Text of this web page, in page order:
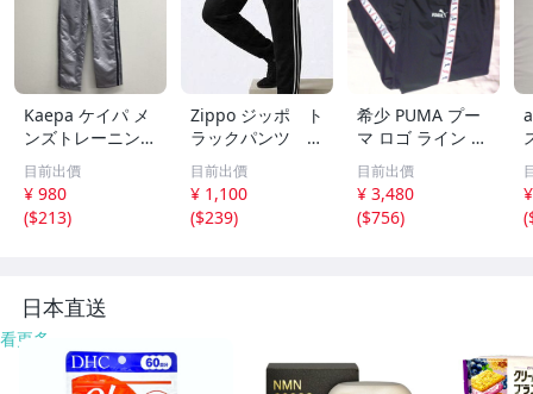
Kaepa ケイパ メ
ンズトレーニング
シャカシャカパン
ツ グレー Ｍサ
イズ J16
目前出價
¥ 980
($213)
Zippo ジッポ ト
ラックパンツ ジ
ョガーパンツ ジ
ャージ Lサイズ
ブラック メンズ
目前出價
¥ 1,100
($239)
希少 PUMA プー
マ ロゴ ライン ナ
イロン ウーブン
ワイド パンツ ブ
ラック レッド 00
s 韓国 製 OLD オ
目前出價
¥ 3,480
($756)
(
日本直送
看更多